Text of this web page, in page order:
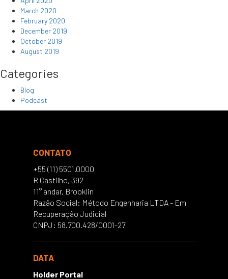
March 2020
February 2020
December 2019
October 2019
August 2019
Categories
Blog
Podcast
CONTATO
+55 (11) 5501.0000
R Castilho, 392
11° andar, Brooklin
Razão Social: Método Engenharia LTDA - Em
Recuperação Judicial
CNPJ: 58.700.428/0001-27
DATA
Holder Portal